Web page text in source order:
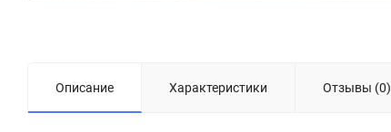
Описание Характеристики Отзывы (0)